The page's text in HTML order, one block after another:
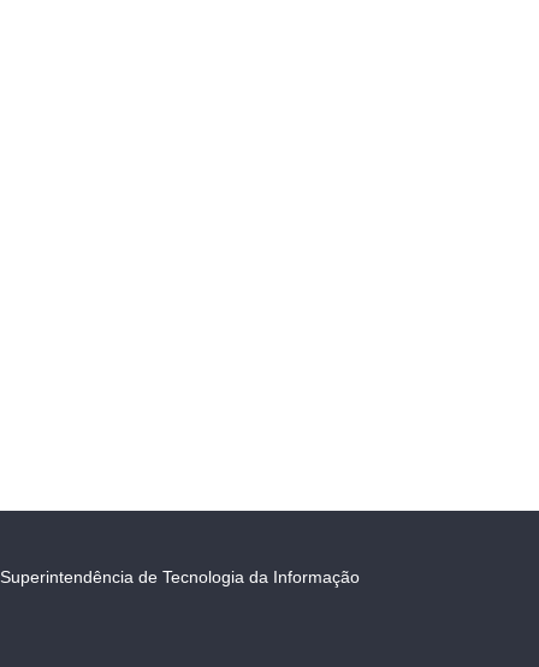
Superintendência de Tecnologia da Informação